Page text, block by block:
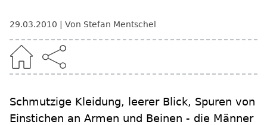
29.03.2010 Von Stefan Mentschel
Schmutzige Kleidung, leerer Blick, Spuren von
Einstichen an Armen und Beinen - die Männer